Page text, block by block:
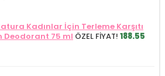
Kadınlar İçin Terleme Karşıtı
Deodorant 75 ml ÖZEL FİYAT! 188.55